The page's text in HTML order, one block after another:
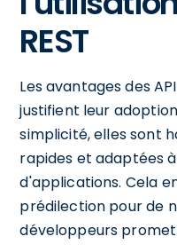
REST
Les avantages des
justifient leur
simplicité, elles sont
rapides et adaptées
d'applications. Cela
prédilection pour de
développeurs